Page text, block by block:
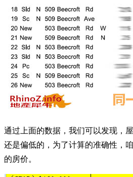
通过上面的数据，我们可以发现，
还是偏低的，为了计算的准确性，
的房价。